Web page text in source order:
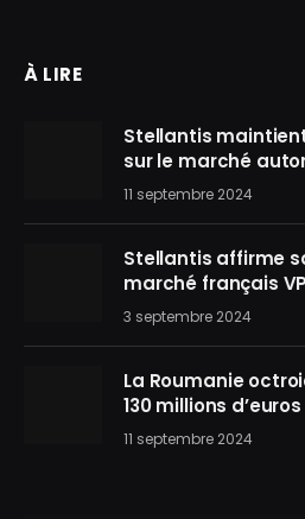
À LIRE
Stellantis
sur le marché
11 septembre 2024
Stellantis affirme
marché français
3 septembre 2024
La Roumanie
130 millions
11 septembre 2024